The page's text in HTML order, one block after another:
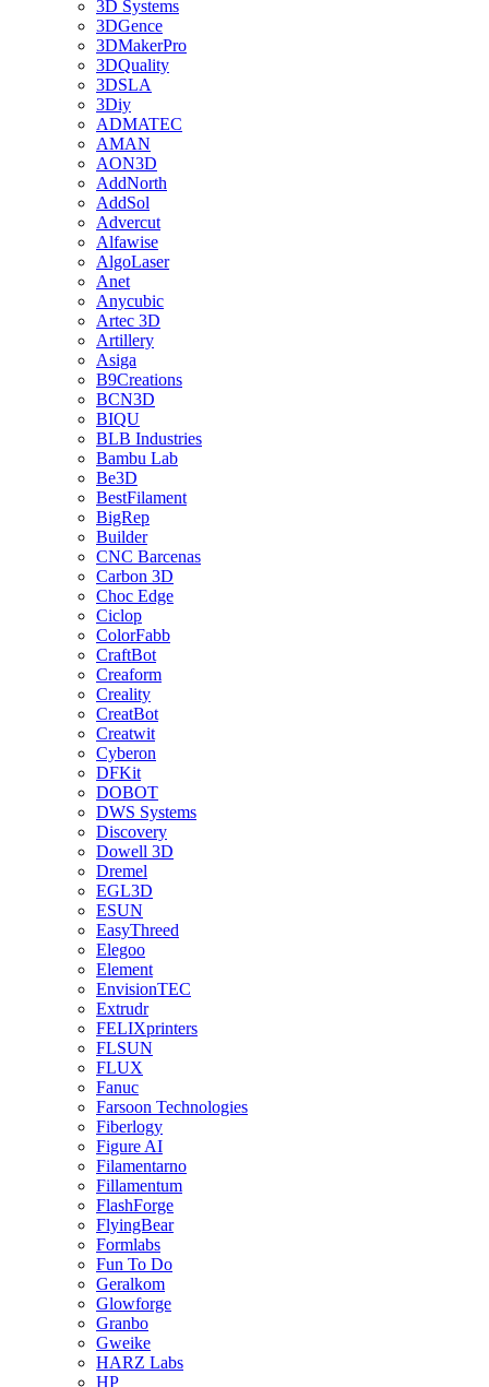
3D Systems
3DGence
3DMakerPro
3DQuality
3DSLA
3Diy
ADMATEC
AMAN
AON3D
AddNorth
AddSol
Advercut
Alfawise
AlgoLaser
Anet
Anycubic
Artec 3D
Artillery
Asiga
B9Creations
BCN3D
BIQU
BLB Industries
Bambu Lab
Be3D
BestFilament
BigRep
Builder
CNC Barcenas
Carbon 3D
Choc Edge
Ciclop
ColorFabb
CraftBot
Creaform
Creality
CreatBot
Creatwit
Cyberon
DFKit
DOBOT
DWS Systems
Discovery
Dowell 3D
Dremel
EGL3D
ESUN
EasyThreed
Elegoo
Element
EnvisionTEC
Extrudr
FELIXprinters
FLSUN
FLUX
Fanuc
Farsoon Technologies
Fiberlogy
Figure AI
Filamentarno
Fillamentum
FlashForge
FlyingBear
Formlabs
Fun To Do
Geralkom
Glowforge
Granbo
Gweike
HARZ Labs
HP